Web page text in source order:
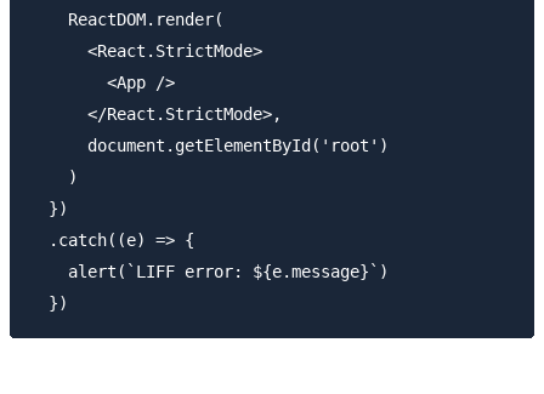
    ReactDOM.render(
      <React.StrictMode>
        <App />
      </React.StrictMode>,
      document.getElementById('root')
    )
  })
  .catch((e) => {
    alert(`LIFF error: ${e.message}`)